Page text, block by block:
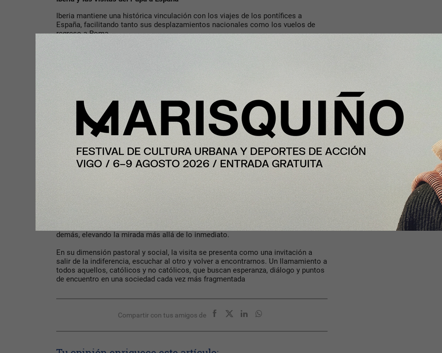
Iberia mantiene una histórica vinculación con los viajes de los pontífices a
España, facilitando tanto sus desplazamientos nacionales como los vuelos de
regreso a Roma.
Siguiendo esta tradición, el Papa Benedicto XVI regresó a Roma tras su primera
visita a España en 2006 a bordo de un Airbus A321 bautizado como “Villa de
Uncastillo”. En su segunda visita al país, Benedicto XVI utilizó el Airbus A321
“Delta de Llobregat” para desplazarse de Santiago de Compostela a Barcelona y,
posteriormente, regresar a la capital italiana. Asimismo, Su Santidad volvió a
Roma tras su última visita a España, en 2011, a bordo de un avión de la compañía.
El Papa León XIV realizará su primer gran viaje apostólico europeo entre el 6 y el
12 de junio de 2026, acogiendo la invitación de Su Majestad el Rey Don Felipe VI y
de la Iglesia en España. La visita a España contará con cuatro etapas: Madrid,
Barcelona, Las Palmas de Gran Canaria y Santa Cruz de Tenerife. Su lema, «Alzad
la mirada» (Jn 4,35), propone una invitación a la sociedad a abrirse a Dios y a los
demás, elevando la mirada más allá de lo inmediato.
En su dimensión pastoral y social, la visita se presenta como una invitación a
salir de la indiferencia, escuchar al otro y volver a encontrarnos. Un llamamiento a
todos aquellos, católicos y no católicos, que buscan esperanza, diálogo y puntos
de encuentro en una sociedad cada vez más fragmentada
Compartir con tus amigos de